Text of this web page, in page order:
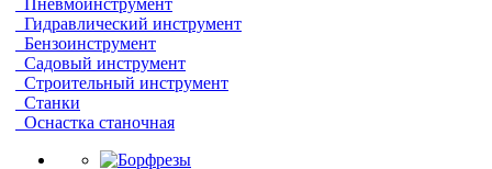
Пневмоинструмент
Гидравлический инструмент
Бензоинструмент
Садовый инструмент
Строительный инструмент
Станки
Оснастка станочная